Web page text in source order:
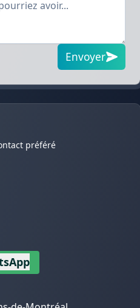
Envoyer
préféré